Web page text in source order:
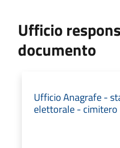
Ufficio
documento
Ufficio Anagrafe -
elettorale - cimitero